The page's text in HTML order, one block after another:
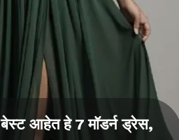
बेस्ट आहेत हे 7 मॉडर्न ड्रेस,